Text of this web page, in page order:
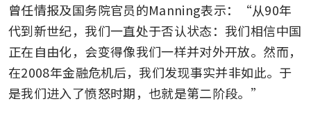
曾任情报及国务院官员的Manning表示：“从90年
代到新世纪，我们一直处于否认状态：我们相信中国
正在自由化，会变得像我们一样并对外开放。然而，
在2008年金融危机后，我们发现事实并非如此。于
是我们进入了愤怒时期，也就是第二阶段。”